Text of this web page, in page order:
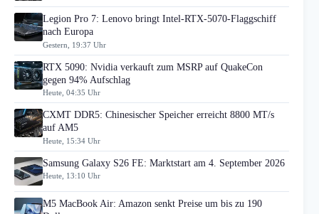
Legion Pro 7: Lenovo bringt Intel-RTX-5070-Flaggschiff
nach Europa
Gestern, 19:37 Uhr
RTX 5090: Nvidia verkauft zum MSRP auf QuakeCon
gegen 94% Aufschlag
Heute, 04:35 Uhr
CXMT DDR5: Chinesischer Speicher erreicht 8800 MT/s
auf AM5
Heute, 15:34 Uhr
Samsung Galaxy S26 FE: Marktstart am 4. September 2026
Heute, 13:10 Uhr
M5 MacBook Air: Amazon senkt Preise um bis zu 190